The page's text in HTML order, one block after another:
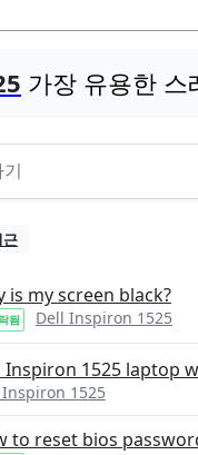
가장 유용한 스
근
is my screen black?
됨 Dell Inspiron 1525
Inspiron 1525 laptop
1525
to reset bios